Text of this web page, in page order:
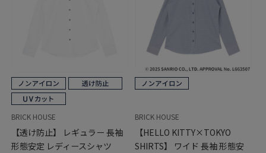
BRICK HOUSE
【透け防止】 レギュラー 長袖
形態安定 レディースシャツ
BRICK HOUSE
【HELLO KITTY×TOKYO
SHIRTS】 ワイド 長袖 形態安